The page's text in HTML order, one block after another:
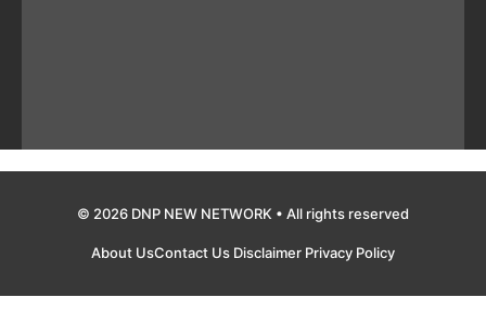
© 2026 DNP NEW NETWORK • All rights reserved
About UsContact Us Disclaimer Privacy Policy